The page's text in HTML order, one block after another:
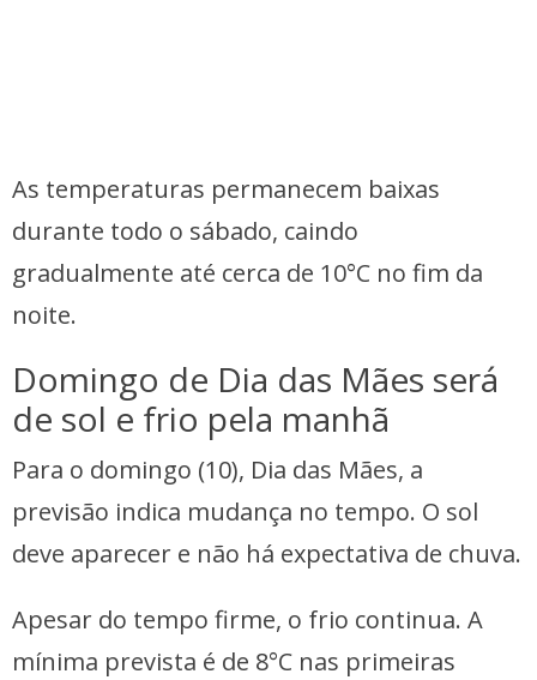
As temperaturas permanecem baixas
durante todo o sábado, caindo
gradualmente até cerca de 10°C no fim da
noite.
Domingo de Dia das Mães será
de sol e frio pela manhã
Para o domingo (10), Dia das Mães, a
previsão indica mudança no tempo. O sol
deve aparecer e não há expectativa de chuva.
Apesar do tempo firme, o frio continua. A
mínima prevista é de 8°C nas primeiras